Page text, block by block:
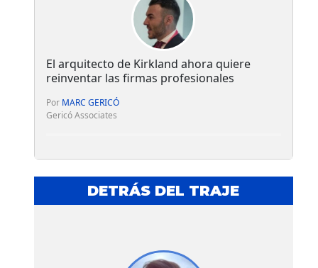
El arquitecto de Kirkland ahora quiere
reinventar las firmas profesionales
Por MARC GERICÓ
Gericó Associates
DETRÁS DEL TRAJE